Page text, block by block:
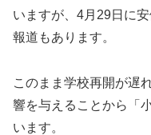
いますが、4月29日に
報道もあります。
このまま学校再開が遅
響を与えることから「
います。